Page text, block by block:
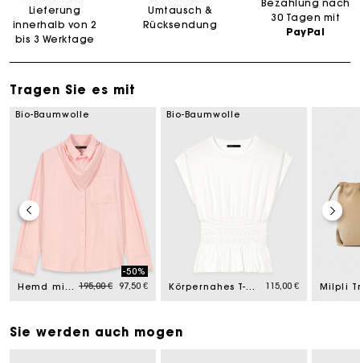
Lieferung
innerhalb von 2
bis 3 Werktage
Umtausch &
Rücksendung
Bezahlung nach
30 Tagen mit
PayPal
Tragen Sie es mit
Bio-Baumwolle
Hemd mit abnehmbarem Halstuch Price reduced from
195,00 €to
-50%
97,50 €
Bio-Baumwolle
Körpernahes T-Shirt mit Plissee 115,00 €
Sie werden auch mogen